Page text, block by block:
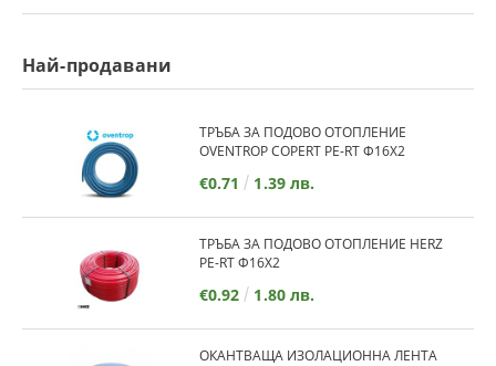
Най-продавани
ТРЪБА ЗА ПОДОВО ОТОПЛЕНИЕ
OVENTROP COPERT PE-RT Ф16Х2
€0.71 1.39 лв.
ТРЪБА ЗА ПОДОВО ОТОПЛЕНИЕ HERZ
PE-RT Ф16Х2
€0.92 1.80 лв.
ОКАНТВАЩА ИЗОЛАЦИОННА ЛЕНТА